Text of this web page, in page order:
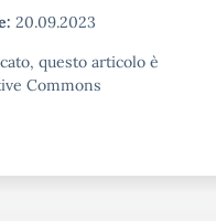
20.09.2023
questo articolo è
Commons